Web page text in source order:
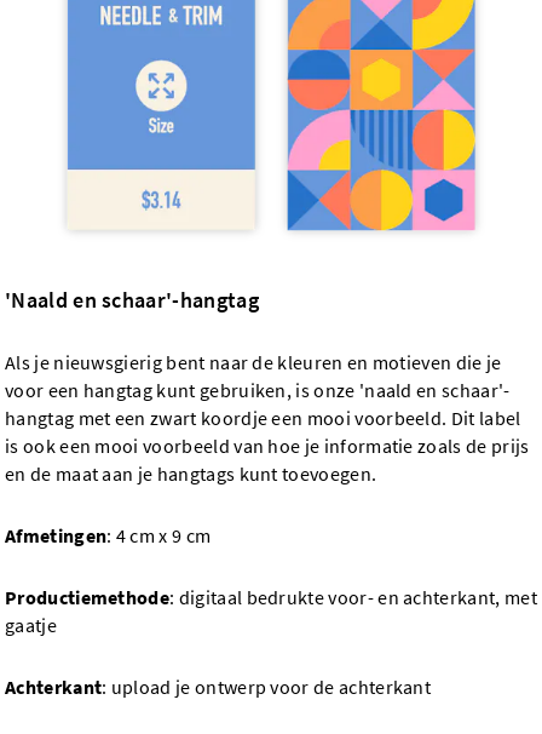
'Naald en schaar'-hangtag
Als je nieuwsgierig bent naar de kleuren en motieven die je
voor een hangtag kunt gebruiken, is onze 'naald en schaar'-
hangtag met een zwart koordje een mooi voorbeeld. Dit label
is ook een mooi voorbeeld van hoe je informatie zoals de prijs
en de maat aan je hangtags kunt toevoegen.
Afmetingen: 4 cm x 9 cm
Productiemethode: digitaal bedrukte voor- en achterkant, met
gaatje
Achterkant: upload je ontwerp voor de achterkant